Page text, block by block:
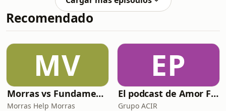
se acercó con una escuadra y disparó
bomba de fabricación casera.Miguel
Ángel Heredia Salazar, cuñado de Luis
Barreda y bautizado por la prensa
como autor intelectual.La
investigación duró catorce meses. Los
peritos hallaron
Recomendado
MV
Morras vs Fundamentalismos
Morras Help Morras
EP
El podcast de Amor FM
Grupo ACIR